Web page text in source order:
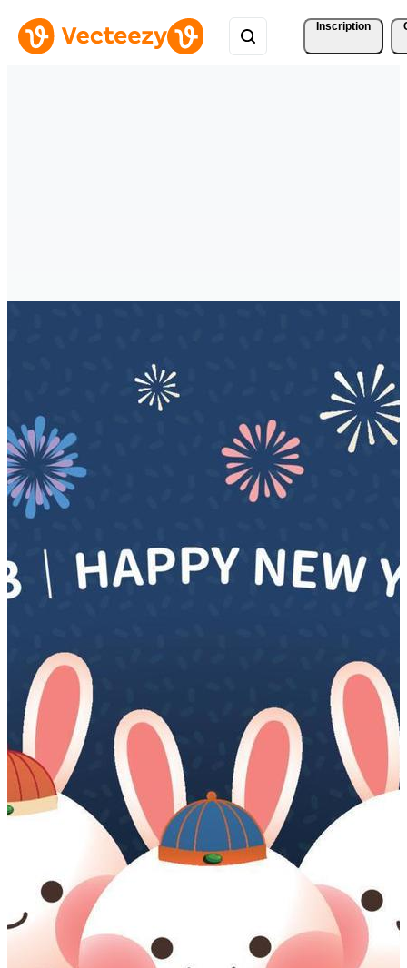
Inscription